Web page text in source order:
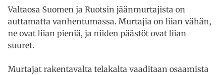
Valtaosa Suomen ja Ruotsin jäänmurtajista on
auttamatta vanhentumassa. Murtajia on liian vähän,
ne ovat liian pieniä, ja niiden päästöt ovat liian
suuret.
Murtajat rakentavalta telakalta vaaditaan osaamista